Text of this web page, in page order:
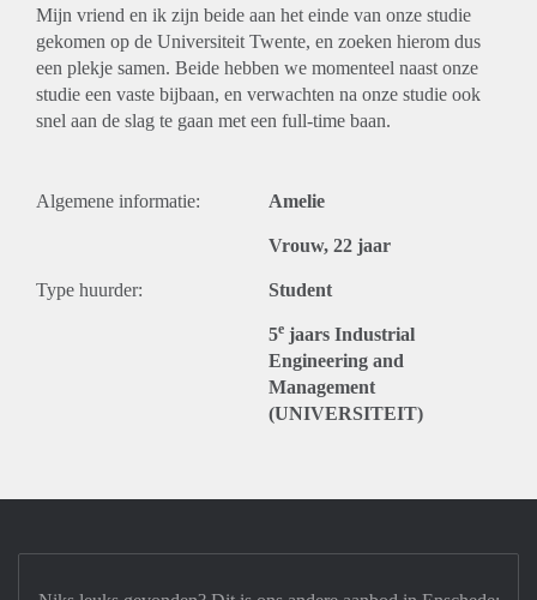
Mijn vriend en ik zijn beide aan het einde van onze studie
gekomen op de Universiteit Twente, en zoeken hierom dus
een plekje samen. Beide hebben we momenteel naast onze
studie een vaste bijbaan, en verwachten na onze studie ook
snel aan de slag te gaan met een full-time baan.
Algemene informatie: Amelie
Vrouw, 22 jaar
Type huurder: Student
5e jaars Industrial
Engineering and
Management
(UNIVERSITEIT)